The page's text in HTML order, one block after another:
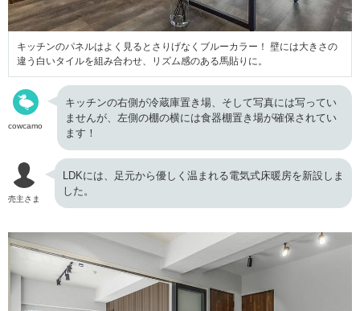
キッチンのパネルはよく見るとさりげなくブルーカラー！ 壁には大きさの
違う白いタイルを組み合わせ、リズム感のある馬貼りに。
cowcamo
キッチンの右側が冷蔵庫置き場、そして写真には写ってい
ませんが、左側の棚の横には食器棚置き場が確保されてい
ます！
売主さま
LDKには、足元から優しく温まれる電気式床暖房を新設しま
した。